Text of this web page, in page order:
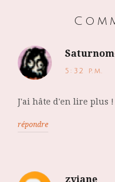
5:32 p.m.
J'ai hâte d'en lire plus !
répondre
zviane